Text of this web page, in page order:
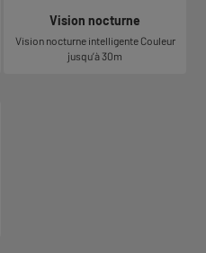
Vision nocturne
Vision nocturne intelligente Couleur
jusqu’à 30m